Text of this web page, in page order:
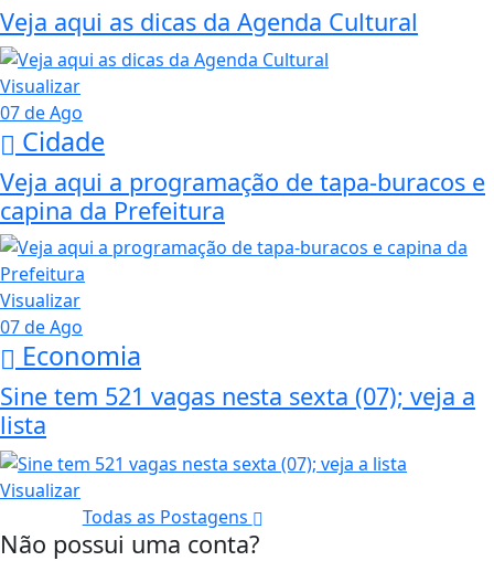
Veja aqui as dicas da Agenda Cultural
Visualizar
07 de Ago
Cidade
Veja aqui a programação de tapa-buracos e
capina da Prefeitura
Visualizar
07 de Ago
Economia
Sine tem 521 vagas nesta sexta (07); veja a
lista
Visualizar
Todas as Postagens
Não possui uma conta?